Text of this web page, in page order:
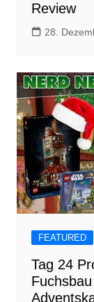
Review
28.
FEATURED
Tag 24